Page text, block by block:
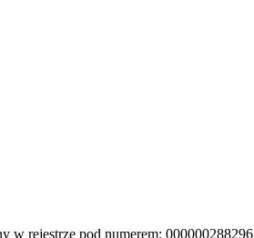
w rejestrze pod numerem: 000000288296